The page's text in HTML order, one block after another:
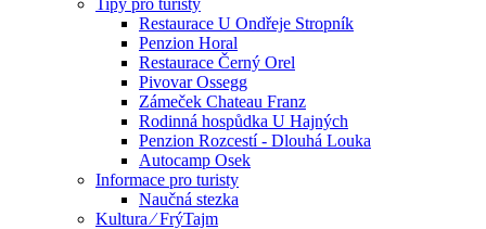
Tipy pro turisty
Restaurace U Ondřeje Stropník
Penzion Horal
Restaurace Černý Orel
Pivovar Ossegg
Zámeček Chateau Franz
Rodinná hospůdka U Hajných
Penzion Rozcestí - Dlouhá Louka
Autocamp Osek
Informace pro turisty
Naučná stezka
Kultura ⁄ FrýTajm